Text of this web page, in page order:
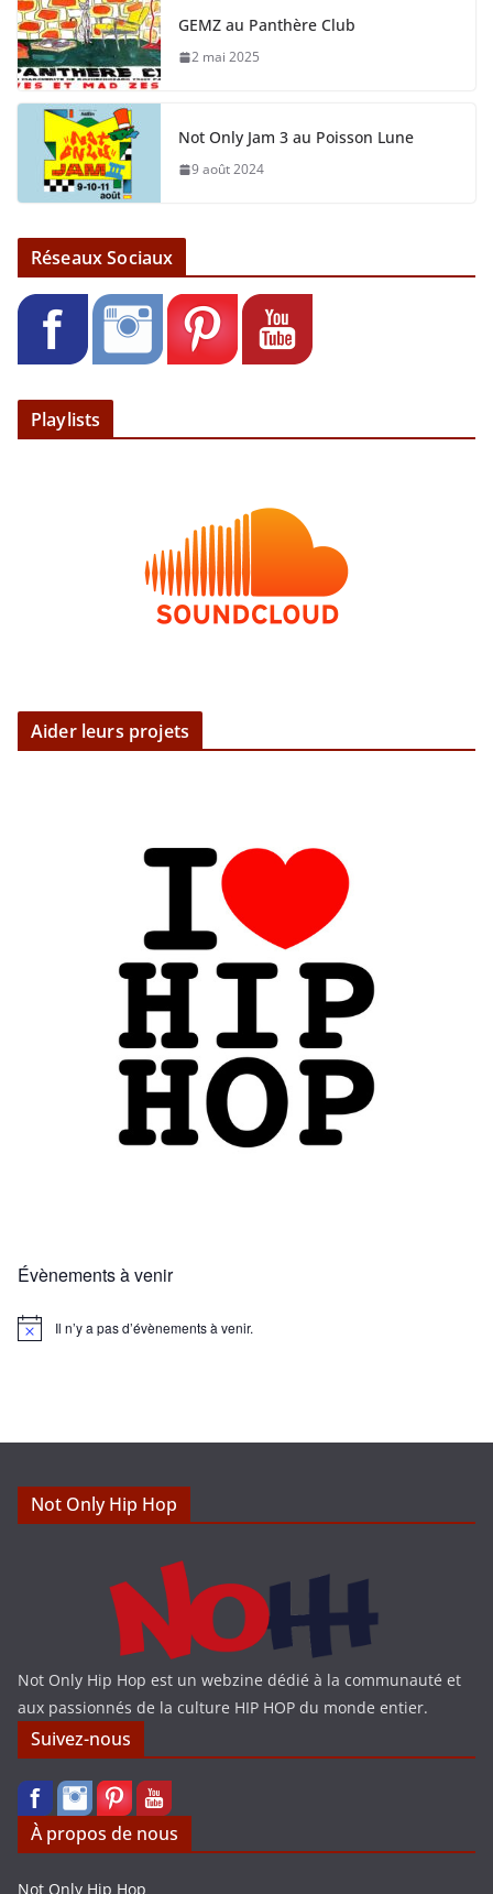
GEMZ au Panthère Club
2 mai 2025
Not Only Jam 3 au Poisson Lune
9 août 2024
Réseaux Sociaux
Playlists
Aider leurs projets
Évènements à venir
N
Il n’y a pas d’évènements à venir.
Not Only Hip Hop
Not Only Hip Hop est un webzine dédié à la communauté et
aux passionnés de la culture HIP HOP du monde entier.
Suivez-nous
À propos de nous
Not Only Hip Hop